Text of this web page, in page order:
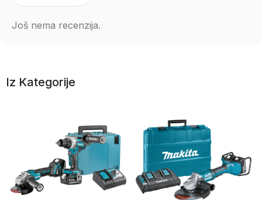
Još nema recenzija.
Iz Kategorije